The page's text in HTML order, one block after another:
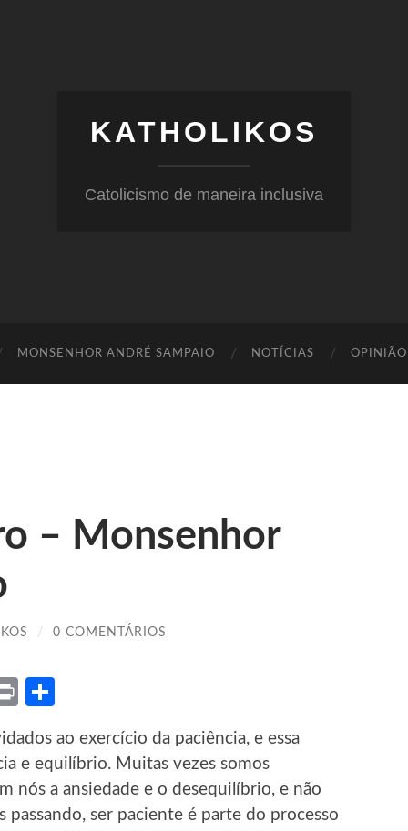
KATHOLIKOS
Catolicismo de maneira inclusiva
MONSENHOR ANDRÉ SAMPAIO NOTÍCIAS OPINIÃO
– Monsenhor
/ 0 COMENTÁRIOS
Print
ao exercício da paciência, e essa
e equilíbrio. Muitas vezes somos
nós a ansiedade e o desequilíbrio, e não
ser paciente é parte do processo